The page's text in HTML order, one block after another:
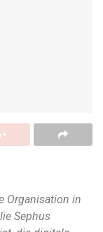
Organisation in
Sephus